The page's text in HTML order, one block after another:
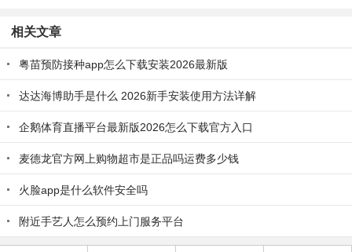
相关文章
粤苗预防接种app怎么下载安装2026最新版
达达海博助手是什么 2026新手安装使用方法详解
企鹅体育直播平台最新版2026怎么下载官方入口
麦德龙官方网上购物超市是正品吗运费多少钱
火脸app是什么软件安全吗
附近手艺人怎么预约上门服务平台